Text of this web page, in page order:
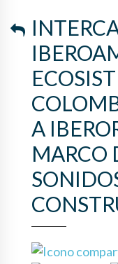
MARCO
A
MARCO